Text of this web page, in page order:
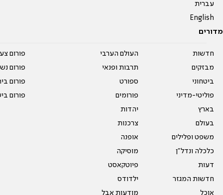
עברית
English
מדורים
חדשות
מבזקים
ביטחוני
פוליטי-מדיני
בארץ
בעולם
משפט ופלילים
כלכלה ונדל"ן
דעות
חדשות המגזר
אוכל
העולם הערבי
תרבות ופנאי
ספורט
פורומים
יהדות
צרכנות
אופנה
מוסיקה
פיוטקאסט
ילדודס
מודעות אבל
פורום
פורום
פורום
פורום